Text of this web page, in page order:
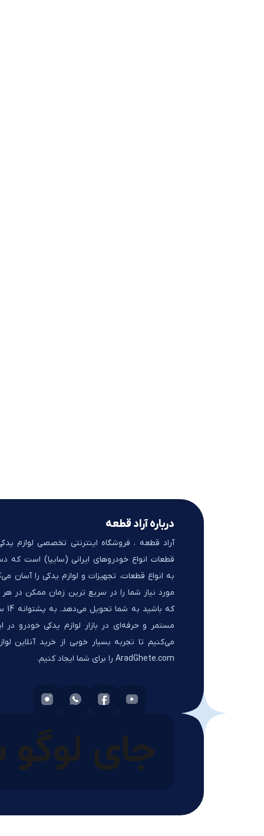
درباره آراد قطعه
آراد قطعه ، فروشگاه اینترنتی تخصصی لوازم
قطعات انواع خودروهای ایرانی (سایپا) است که
به انواع قطعات، تجهیزات و لوازم یدکی را آسان
مورد نیاز شما را در سریع ترین زمان ممکن در هر
که
مستمر و حرفه‌ای در بازار لوازم یدکی خودرو در
می‌کنیم تا تجربه بسیار خوبی از خرید آنلاین
AradGhete.com را برای شما ایجاد کنیم.